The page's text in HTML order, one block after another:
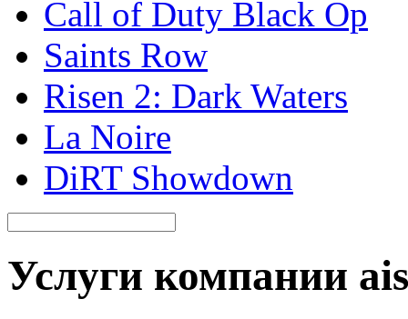
Call of Duty Black Op
Saints Row
Risen 2: Dark Waters
La Noire
DiRT Showdown
Услуги компании